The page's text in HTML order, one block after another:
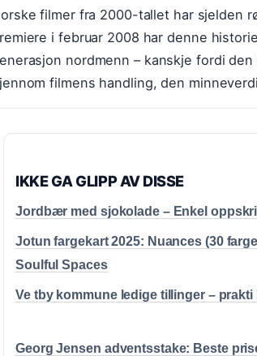
filmer fra 2000-tallet har sjelden
i februar 2008 har denne
nordmenn – kanskje fordi
filmens handling, den
IKKE GA GLIPP AV DISSE
Jordbær med sjokolade – Enkel
Jotun fargekart 2025: Nuances (30
Soulful Spaces
Ve tby kommune ledige tillinger – prakti
Georg Jensen adventsstake: Beste